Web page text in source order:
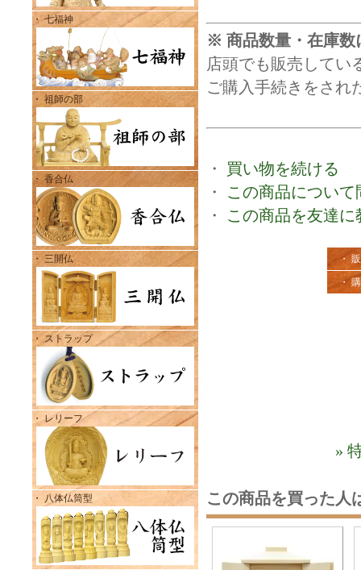
・ 七福神
・ 祖師の部
・ 香合仏
・ 三開仏
・ ストラップ
・ レリーフ
・ 八体仏筒型
※ 商品数量・在庫
店頭でも販売してい
ご購入手続きをされ
・ 買い物を続ける
・ この商品につい
・ この商品を友達に
・
・
»
この商品を買った人